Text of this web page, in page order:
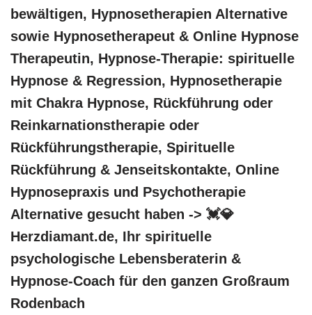
bewältigen, Hypnosetherapien Alternative
sowie Hypnosetherapeut & Online Hypnose
Therapeutin, Hypnose-Therapie: spirituelle
Hypnose & Regression, Hypnosetherapie
mit Chakra Hypnose, Rückführung oder
Reinkarnationstherapie oder
Rückführungstherapie, Spirituelle
Rückführung & Jenseitskontakte, Online
Hypnosepraxis und Psychotherapie
Alternative gesucht haben -> 💓️💎
Herzdiamant.de, Ihr spirituelle
psychologische Lebensberaterin &
Hypnose-Coach für den ganzen Großraum
Rodenbach